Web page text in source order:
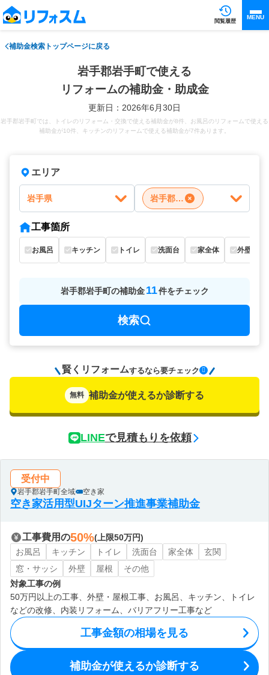
閲覧履歴
MENU
補助金検索トップページに戻る
岩手郡岩手町で使える
リフォームの補助金・助成金
更新日：2026年6月30日
岩手郡岩手町では、トイレのリフォーム・交換で使える補助金が8件、お風呂のリフォームで使える
補助金が10件、キッチンのリフォームで使える補助金が7件あります。
エリア
岩手県 岩手郡岩手町
工事箇所
お風呂 キッチン トイレ 洗面台 家全体 外壁
岩手郡岩手町の補助金 11件をチェック
検索
賢くリフォームするなら要チェック
無料 補助金が使えるか診断する
LINEで見積もりを依頼
受付中
岩手郡岩手町全域 空き家
空き家活用型UIJターン推進事業補助金
工事費用の50%(上限50万円)
お風呂
キッチン トイレ 洗面台 家全体
玄関
窓・サッシ
外壁 屋根
その他
対象工事の例
50万円以上の工事、外壁・屋根工事、お風呂、キッチン、トイレ
などの改修、内装リフォーム、バリアフリー工事など
工事金額の相場を見る
補助金が使えるか診断する